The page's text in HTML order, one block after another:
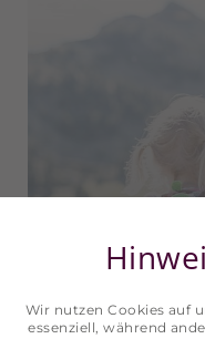
Wir nutzen Cookies auf
essenziell, während